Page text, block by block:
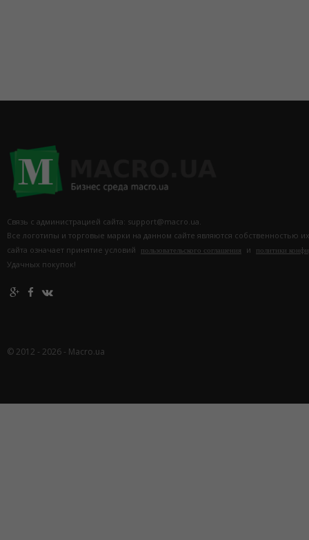
Связь с администрацией сайта: support@macro.ua.
Все логотипы и торговые марки на данном сайте являются собственностью
сайта означает принятие условий
пользовательского соглашения и политики
Удачных покупок!
© 2012 - 2026 - Macro.ua